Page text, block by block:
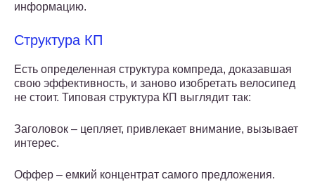
информацию.
Структура КП
Есть определенная структура компреда, доказавшая
свою эффективность, и заново изобретать велосипед
не стоит. Типовая структура КП выглядит так:
Заголовок – цепляет, привлекает внимание, вызывает
интерес.
Оффер – емкий концентрат самого предложения.